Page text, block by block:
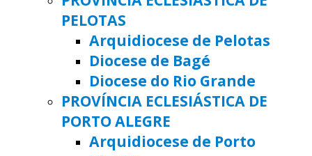
PELOTAS
Arquidiocese de Pelotas
Diocese de Bagé
Diocese do Rio Grande
PROVÍNCIA ECLESIÁSTICA DE
PORTO ALEGRE
Arquidiocese de Porto